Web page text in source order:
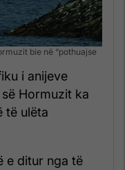
bie në “pothuajse
i anijeve
Hormuzit ka
të ulëta
e ditur nga të